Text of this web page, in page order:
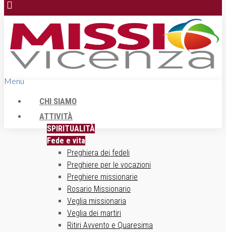
Menu
CHI SIAMO
ATTIVITÀ
SPIRITUALITÀ
Fede e vita
Preghiera dei fedeli
Preghiere per le vocazioni
Preghiere missionarie
Rosario Missionario
Veglia missionaria
Veglia dei martiri
Ritiri Avvento e Quaresima